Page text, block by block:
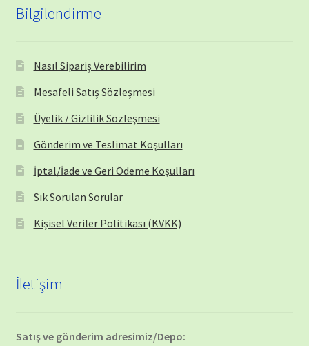
Bilgilendirme
Nasıl Sipariş Verebilirim
Mesafeli Satış Sözleşmesi
Üyelik / Gizlilik Sözleşmesi
Gönderim ve Teslimat Koşulları
İptal/İade ve Geri Ödeme Koşulları
Sık Sorulan Sorular
Kişisel Veriler Politikası (KVKK)
İletişim
Satış ve gönderim adresimiz/Depo: